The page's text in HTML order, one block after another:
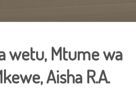
wetu, Mtume wa
Aisha R.A.